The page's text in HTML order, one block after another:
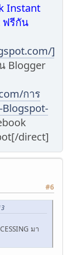
Instant
ฟรีกัน
]กา
Blogger
การ
direct]
#6
มา